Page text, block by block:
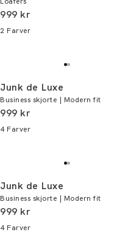
I alt (inkl. rabat)
999 kr
2 Farver
Junk de Luxe
Business skjorte | Modern fit
I alt (inkl. rabat)
999 kr
4 Farver
Junk de Luxe
Business skjorte | Modern fit
I alt (inkl. rabat)
999 kr
4 Farver